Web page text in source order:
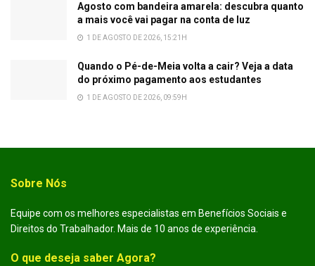
Agosto com bandeira amarela: descubra quanto
a mais você vai pagar na conta de luz
1 DE AGOSTO DE 2026, 15:21H
Quando o Pé-de-Meia volta a cair? Veja a data
do próximo pagamento aos estudantes
1 DE AGOSTO DE 2026, 09:59H
Sobre Nós
Equipe com os melhores especialistas em Benefícios Sociais e
Direitos do Trabalhador. Mais de 10 anos de experiência.
O que deseja saber Agora?